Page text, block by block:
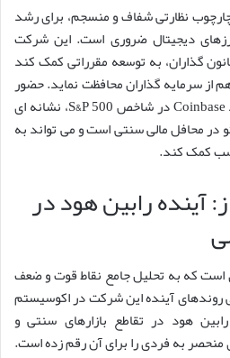
نظارتی شفاف و منسجم، برای رشد
دیجیتال ضروری است. این شرکت
گذاران، به توسعه مقرراتی کمک کند
از سرمایه گذاران محافظت نماید. حضور
رابین هود و شرکت هایی مانند Coinbase در شاخص S&P 500، نشانه ای
محافل مالی سنتی است و می تواند به
کمک کند.
آینده رابین هود در
است که به تحلیل جامع نقاط قوت و ضعف
آینده این شرکت در اکوسیستم
هود در تقاطع بازارهای سنتی و
به فردی را برای آن رقم زده است.